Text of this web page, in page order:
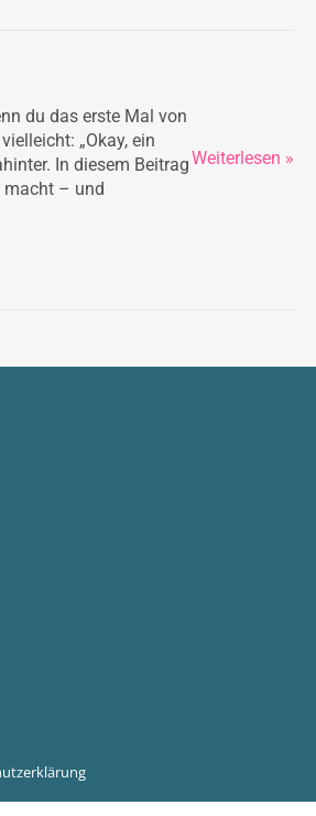
du das erste Mal von
„Okay, ein
In diesem Beitrag
macht – und
warum
Weiterlesen »